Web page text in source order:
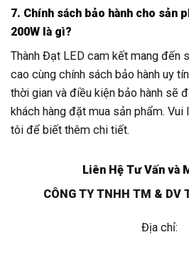
7. Chính sách bảo hành cho sản
200W là gì?
Thành Đạt LED cam kết mang đến
cao cùng chính sách bảo hành uy
thời gian và điều kiện bảo hành sẽ
khách hàng đặt mua sản phẩm. Vui
tôi để biết thêm chi tiết.
Liên Hệ Tư Vấn và
CÔNG TY TNHH TM & DV
Địa chỉ: